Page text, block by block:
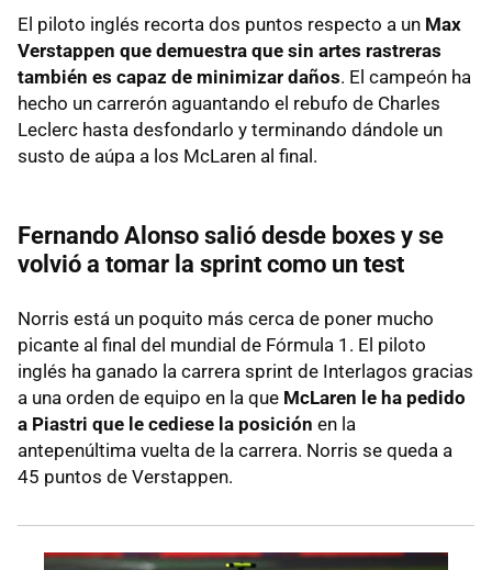
El piloto inglés recorta dos puntos respecto a un Max
Verstappen que demuestra que sin artes rastreras
también es capaz de minimizar daños. El campeón ha
hecho un carrerón aguantando el rebufo de Charles
Leclerc hasta desfondarlo y terminando dándole un
susto de aúpa a los McLaren al final.
Fernando Alonso salió desde boxes y se
volvió a tomar la sprint como un test
Norris está un poquito más cerca de poner mucho
picante al final del mundial de Fórmula 1. El piloto
inglés ha ganado la carrera sprint de Interlagos gracias
a una orden de equipo en la que McLaren le ha pedido
a Piastri que le cediese la posición en la
antepenúltima vuelta de la carrera. Norris se queda a
45 puntos de Verstappen.